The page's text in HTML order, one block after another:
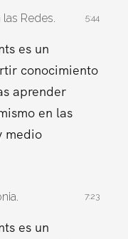
Redes. 5:44
es un
conocimiento
aprender
en las
medio
7:23
es un